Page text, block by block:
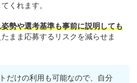
くれます。
勢や選考基準も事前に説明しても
まま応募するリスクを減らせま
だけの利用も可能なので、自分